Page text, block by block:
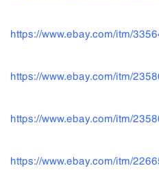
https://www.ebay.com/itm/
https://www.ebay.com/itm/
https://www.ebay.com/itm/
https://www.ebay.com/itm/